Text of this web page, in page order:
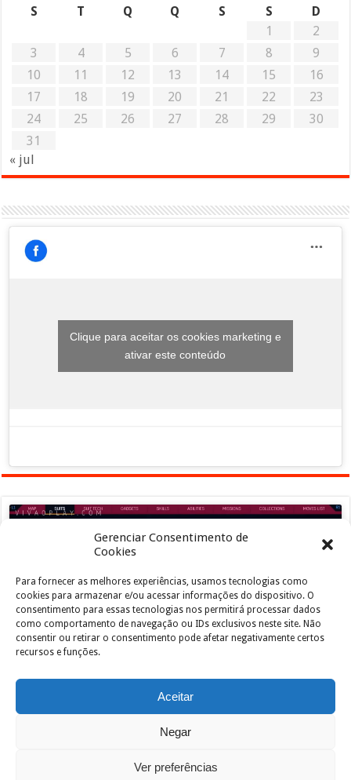
Gerenciar Consentimento de
Cookies
Para fornecer as melhores experiências, usamos tecnologias como
cookies para armazenar e/ou acessar informações do dispositivo. O
consentimento para essas tecnologias nos permitirá processar dados
como comportamento de navegação ou IDs exclusivos neste site. Não
consentir ou retirar o consentimento pode afetar negativamente certos
recursos e funções.
Aceitar
Negar
Ver preferências
S
T Q Q S S
D
1
2
3
4 5 6 7 8
9
10
11 12 13 14 15
16
17
18 19 20 21 22
23
24
25 26 27 28 29
30
31
« jul
Clique para aceitar os cookies marketing e
ativar este conteúdo
Clique para aceitar os cookies marketing e
ativar este conteúdo
João de Jesus Junior| Designed by